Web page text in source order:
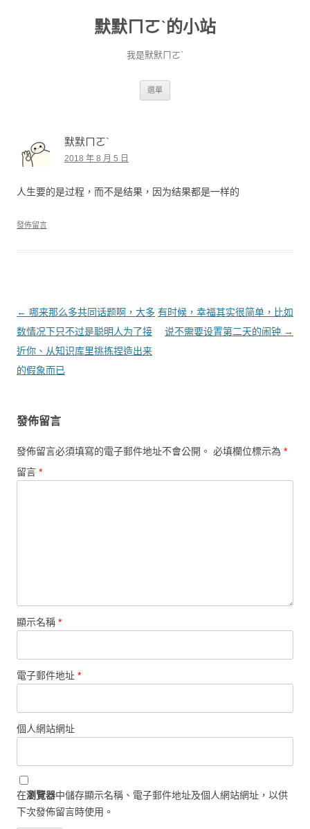
默默ㄇㄛˋ的小站
我是默默ㄇㄛˋ
選單
默默ㄇㄛˋ
2018 年 8 月 5 日
人生要的是过程，而不是结果，因为结果都是一样的
發佈留言
文章導覽
← 哪来那么多共同话题啊，大多
数情况下只不过是聪明人为了接
近你、从知识库里挑拣捏造出来
的假象而已
有时候，幸福其实很简单，比如
说不需要设置第二天的闹钟 →
發佈留言
發佈留言必須填寫的電子郵件地址不會公開。 必填欄位標示為 *
留言 *
顯示名稱 *
電子郵件地址 *
個人網站網址
在瀏覽器中儲存顯示名稱、電子郵件地址及個人網站網址，以供
下次發佈留言時使用。